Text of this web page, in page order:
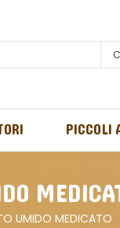
PICCOLI
UMIDO MEDICATO